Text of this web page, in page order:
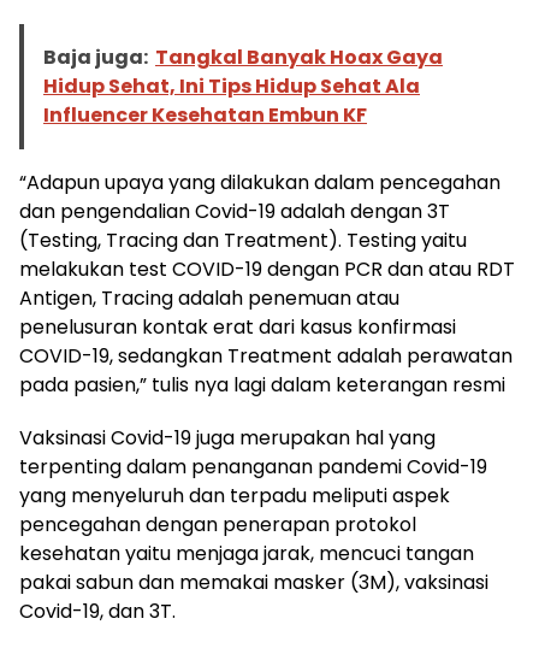
Baja juga: Tangkal Banyak Hoax Gaya
Hidup Sehat, Ini Tips Hidup Sehat Ala
Influencer Kesehatan Embun KF
“Adapun upaya yang dilakukan dalam pencegahan
dan pengendalian Covid-19 adalah dengan 3T
(Testing, Tracing dan Treatment). Testing yaitu
melakukan test COVID-19 dengan PCR dan atau RDT
Antigen, Tracing adalah penemuan atau
penelusuran kontak erat dari kasus konfirmasi
COVID-19, sedangkan Treatment adalah perawatan
pada pasien,” tulis nya lagi dalam keterangan resmi
Vaksinasi Covid-19 juga merupakan hal yang
terpenting dalam penanganan pandemi Covid-19
yang menyeluruh dan terpadu meliputi aspek
pencegahan dengan penerapan protokol
kesehatan yaitu menjaga jarak, mencuci tangan
pakai sabun dan memakai masker (3M), vaksinasi
Covid-19, dan 3T.